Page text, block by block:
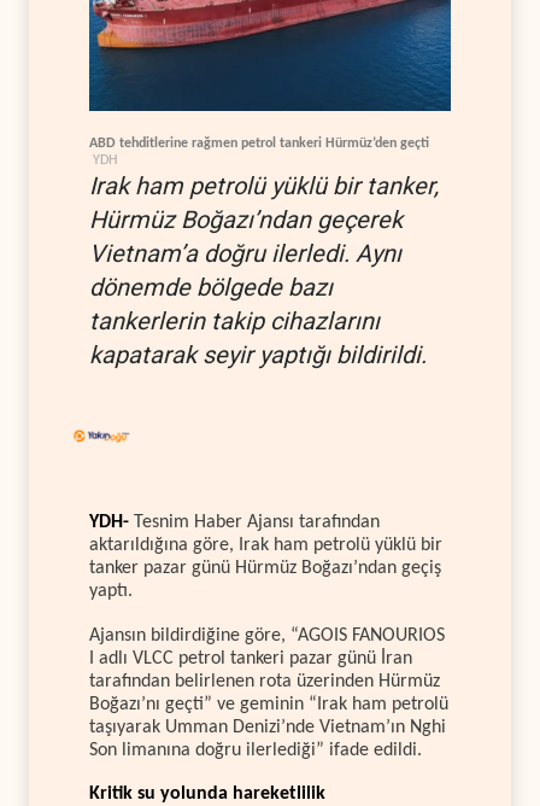
ABD tehditlerine rağmen petrol tankeri Hürmüz’den geçti
YDH
Irak ham petrolü yüklü bir tanker,
Hürmüz Boğazı’ndan geçerek
Vietnam’a doğru ilerledi. Aynı
dönemde bölgede bazı
tankerlerin takip cihazlarını
kapatarak seyir yaptığı bildirildi.
YDH- Tesnim Haber Ajansı tarafından
aktarıldığına göre, Irak ham petrolü yüklü bir
tanker pazar günü Hürmüz Boğazı’ndan geçiş
yaptı.
Ajansın bildirdiğine göre, “AGOIS FANOURIOS
I adlı VLCC petrol tankeri pazar günü İran
tarafından belirlenen rota üzerinden Hürmüz
Boğazı’nı geçti” ve geminin “Irak ham petrolü
taşıyarak Umman Denizi’nde Vietnam’ın Nghi
Son limanına doğru ilerlediği” ifade edildi.
Kritik su yolunda hareketlilik